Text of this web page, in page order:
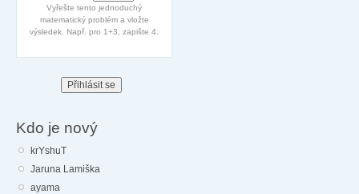
Vyřešte tento jednoduchý
matematický problém a vložte
výsledek. Např. pro 1+3, zapište 4.
Kdo je nový
krYshuT
Jaruna Lamiška
ayama